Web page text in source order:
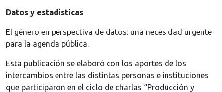
Datos y estadísticas
El género en perspectiva de datos: una necesidad urgente
para la agenda pública.
Esta publicación se elaboró con los aportes de los
intercambios entre las distintas personas e instituciones
que participaron en el ciclo de charlas “Producción y